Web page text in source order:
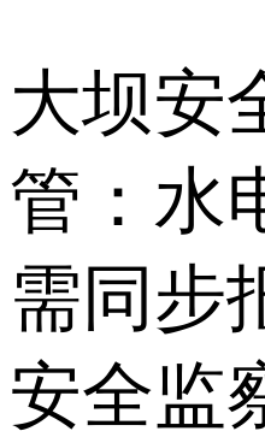
大坝安
管：水
需同步
安全监